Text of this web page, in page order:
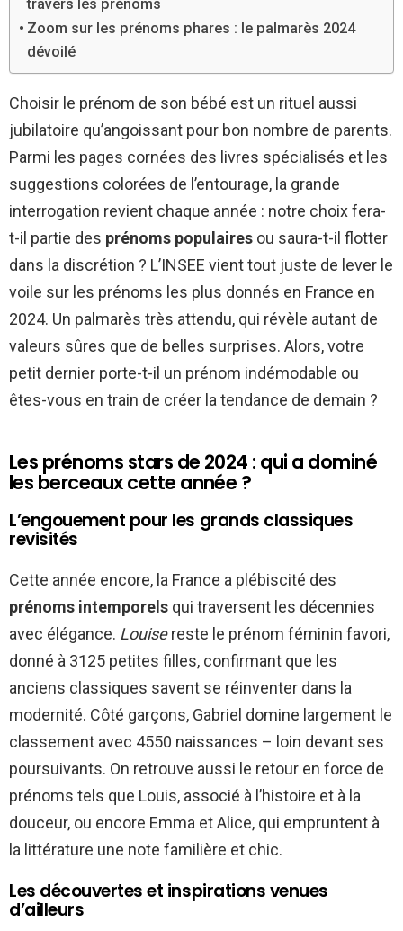
travers les prénoms
Zoom sur les prénoms phares : le palmarès 2024
dévoilé
Choisir le prénom de son bébé est un rituel aussi
jubilatoire qu’angoissant pour bon nombre de parents.
Parmi les pages cornées des livres spécialisés et les
suggestions colorées de l’entourage, la grande
interrogation revient chaque année : notre choix fera-
t-il partie des prénoms populaires ou saura-t-il flotter
dans la discrétion ? L’INSEE vient tout juste de lever le
voile sur les prénoms les plus donnés en France en
2024. Un palmarès très attendu, qui révèle autant de
valeurs sûres que de belles surprises. Alors, votre
petit dernier porte-t-il un prénom indémodable ou
êtes-vous en train de créer la tendance de demain ?
Les prénoms stars de 2024 : qui a dominé
les berceaux cette année ?
L’engouement pour les grands classiques
revisités
Cette année encore, la France a plébiscité des
prénoms intemporels qui traversent les décennies
avec élégance. Louisereste le prénom féminin favori,
donné à 3125 petites filles, confirmant que les
anciens classiques savent se réinventer dans la
modernité. Côté garçons, Gabriel domine largement le
classement avec 4550 naissances – loin devant ses
poursuivants. On retrouve aussi le retour en force de
prénoms tels que Louis, associé à l’histoire et à la
douceur, ou encore Emma et Alice, qui empruntent à
la littérature une note familière et chic.
Les découvertes et inspirations venues
d’ailleurs